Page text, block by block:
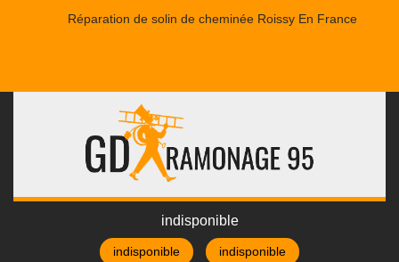
Réparation de solin de cheminée Roissy En France
indisponible
indisponible indisponible